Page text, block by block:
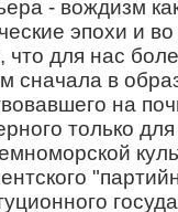
- вождизм
эпохи и
что для нас
сначала в
на
только